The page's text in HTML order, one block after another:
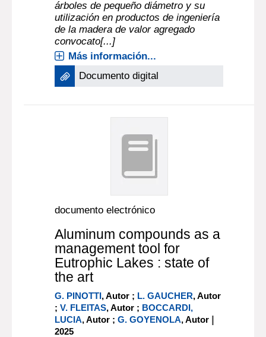
árboles de pequeño diámetro y su
utilización en productos de ingeniería
de la madera de valor agregado
convocato[...]
Más información...
Documento digital
documento electrónico
Aluminum compounds as a
management tool for
Eutrophic Lakes : state of
the art
G. PINOTTI, Autor ; L. GAUCHER, Autor
;V. FLEITAS, Autor ; BOCCARDI,
LUCIA, Autor ;G. GOYENOLA, Autor |
2025